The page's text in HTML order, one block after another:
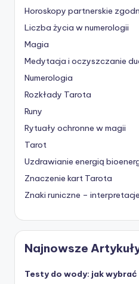
Horoskopy partnerskie
Liczba życia w numerologii
Magia
Medytacja i oczyszczanie
Numerologia
Rozkłady Tarota
Runy
Rytuały ochronne w magii
Tarot
Uzdrawianie energią
Znaczenie kart Tarota
Znaki runiczne –
Najnowsze
Testy do wody: jak